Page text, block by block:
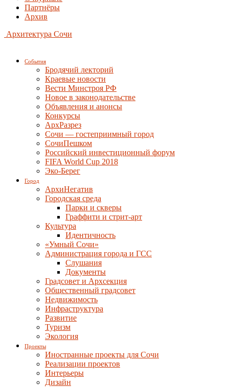
Партнёры
Архив
Архитектура Сочи
События
Бродячий лекторий
Краевые новости
Вести Минстроя РФ
Новое в законодательстве
Объявления и анонсы
Конкурсы
АрхРазрез
Сочи — гостеприимный город
СочиПешком
Российский инвестиционный форум
FIFA World Cup 2018
Эко-Берег
Город
АрхиНегатив
Городская среда
Парки и скверы
Граффити и стрит-арт
Культура
Идентичность
«Умный Сочи»
Администрация города и ГСС
Слушания
Документы
Градсовет и Архсекция
Общественный градсовет
Недвижимость
Инфраструктура
Развитие
Туризм
Экология
Проекты
Иностранные проекты для Сочи
Реализации проектов
Интерьеры
Дизайн